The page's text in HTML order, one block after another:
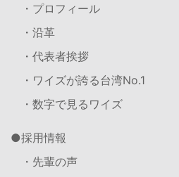
・プロフィール
・沿革
・代表者挨拶
・ワイズが誇る台湾No.1
・数字で見るワイズ
採用情報
・先輩の声